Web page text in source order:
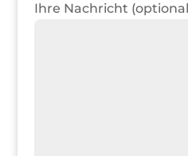
Ihre Nachricht